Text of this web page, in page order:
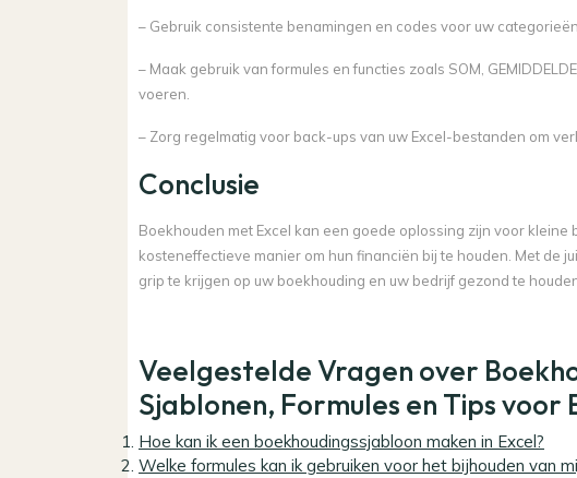
– Gebruik consistente benamingen en codes voor uw
– Maak gebruik van formules en functies zoals SOM,
voeren.
– Zorg regelmatig voor back-ups van uw Excel-bestanden om
Conclusie
Boekhouden met Excel kan een goede oplossing zijn voor
kosteneffectieve manier om hun financiën bij te houden. Met de
grip te krijgen op uw boekhouding en uw bedrijf gezond te
Veelgestelde Vragen over
Sjablonen, Formules en Tips
Hoe kan ik een boekhoudingssjabloon maken in Excel?
Welke formules kan ik gebruiken voor het bijhouden van